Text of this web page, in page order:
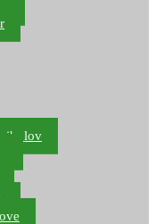
ribolov